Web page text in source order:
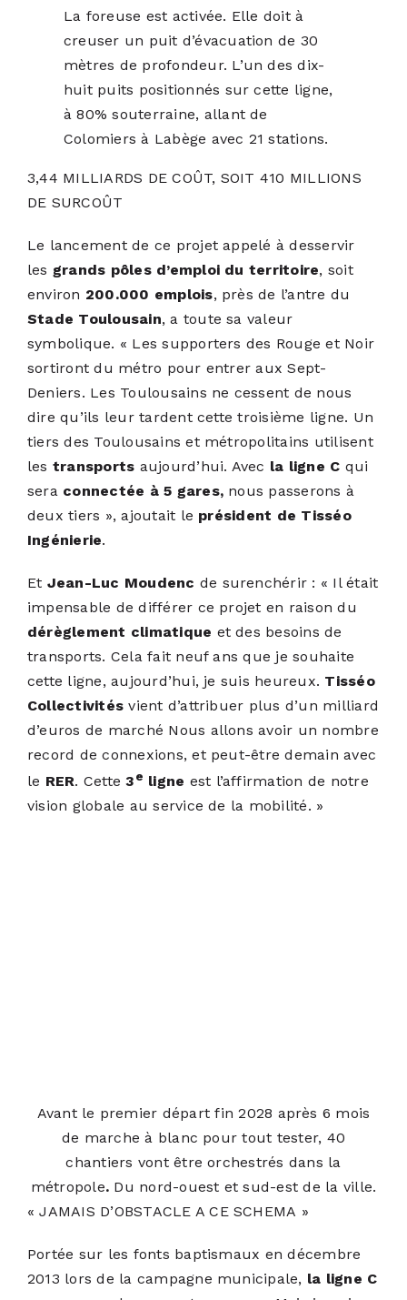
La foreuse est activée. Elle doit à
creuser un puit d’évacuation de 30
mètres de profondeur. L’un des dix-
huit puits positionnés sur cette ligne,
à 80% souterraine, allant de
Colomiers à Labège avec 21 stations.
3,44 MILLIARDS DE COÛT, SOIT 410 MILLIONS
DE SURCOÛT
Le lancement de ce projet appelé à desservir
les grands pôles d’emploi du territoire, soit
environ 200.000 emplois, près de l’antre du
Stade Toulousain, a toute sa valeur
symbolique. « Les supporters des Rouge et Noir
sortiront du métro pour entrer aux Sept-
Deniers. Les Toulousains ne cessent de nous
dire qu’ils leur tardent cette troisième ligne. Un
tiers des Toulousains et métropolitains utilisent
les transports aujourd’hui. Avec la ligne C qui
sera connectée à 5 gares, nous passerons à
deux tiers », ajoutait le président de Tisséo
Ingénierie.
Et Jean-Luc Moudenc de surenchérir : « Il était
impensable de différer ce projet en raison du
dérèglement climatique et des besoins de
transports. Cela fait neuf ans que je souhaite
cette ligne, aujourd’hui, je suis heureux. Tisséo
Collectivitésvient d’attribuer plus d’un milliard
d’euros de marché Nous allons avoir un nombre
record de connexions, et peut-être demain avec
le RER. Cette3 e ligne est l’affirmation de notre
vision globale au service de la mobilité. »
Avant le premier départ fin 2028 après 6 mois
de marche à blanc pour tout tester, 40
chantiers vont être orchestrés dans la
métropole. Du nord-ouest et sud-est de la ville.
« JAMAIS D’OBSTACLE A CE SCHEMA »
Portée sur les fonts baptismaux en décembre
2013 lors de la campagne municipale, la ligne C